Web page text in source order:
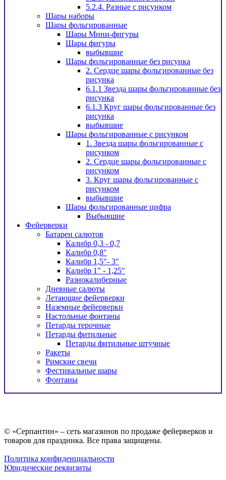
5.2.4. Разные с рисунком
Шары наборы
Шары фольгированные
Шары Мини-фигуры
Шары фигуры
выбывшие
Шары фольгированные без рисунка
2. Сердце шары фольгированные без
рисунка
6.1.1 Звезда шары фольгированные без
рисунка
6.1.3 Круг шары фольгированные без
рисунка
выбывшие
Шары фольгированные с рисунком
1. Звезда шары фольгированные с
рисунком
2. Сердце шары фольгированные с
рисунком
3. Круг шары фольгированные с
рисунком
выбывшие
Шары фольгированные цифра
Выбывшие
Фейерверки
Батареи салютов
Калибр 0,3 - 0,7
Калибр 0,8"
Калибр 1,5"- 3"
Калибр 1" - 1,25"
Разнокалиберные
Дневные салюты
Летающие фейерверки
Наземные фейерверки
Настольные фонтаны
Петарды терочные
Петарды фитильные
Петарды фитильные штучные
Ракеты
Римские свечи
Фестивальные шары
Фонтаны
© «Серпантин» – сеть магазинов по продаже фейерверков и
товаров для праздника. Все права защищены.
Политика конфиденциальности
Юридические реквизиты